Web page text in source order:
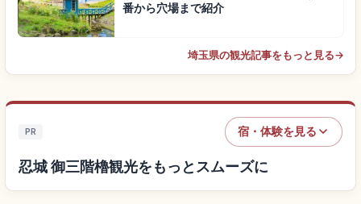
番から穴場まで紹介
埼玉県の観光記事をもっと見る→
PR 宿・体験を見る
忍城 御三階櫓観光をもっとスムーズに